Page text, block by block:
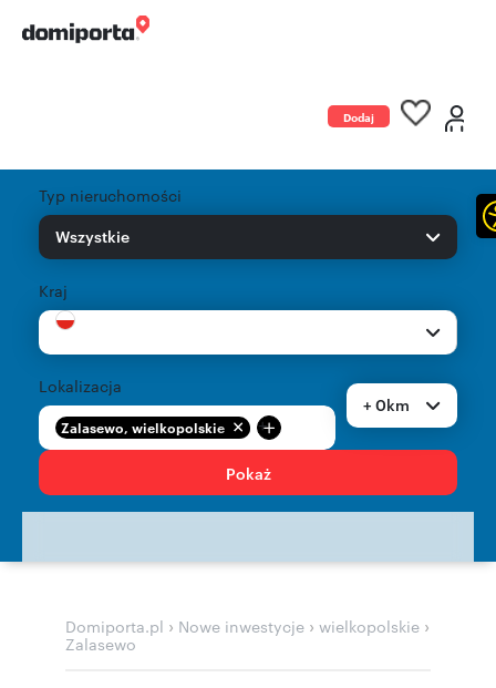
Dodaj
Typ nieruchomości
Wszystkie
Kraj
Lokalizacja
Zalasewo, wielkopolskie +
+ 0km
Pokaż
Domiporta.pl › Nowe inwestycje › wielkopolskie ›
Zalasewo